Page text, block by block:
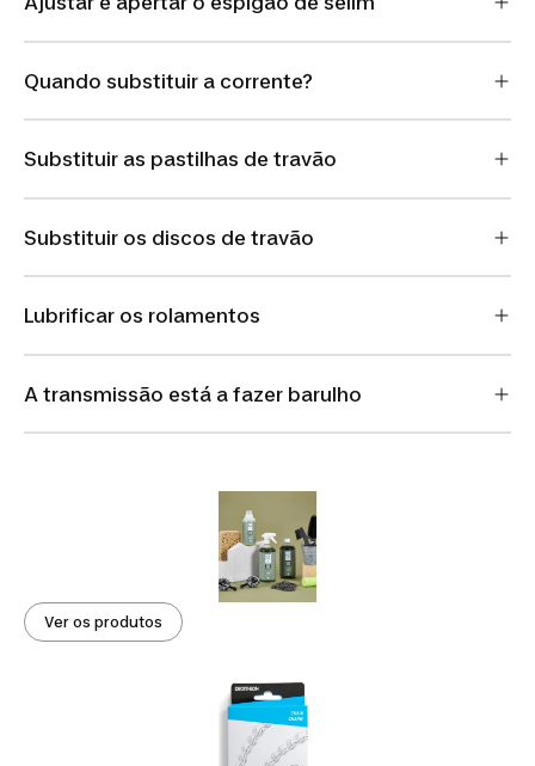
Quando substituir a corrente?
Substituir as pastilhas de travão
Substituir os discos de travão
Lubrificar os rolamentos
A transmissão está a fazer barulho
Ver os produtos